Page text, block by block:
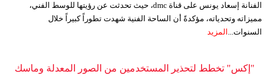
الفنانة إسعاد يونس على قناة dmc، حيث تحدثت عن رؤيتها للوسط الفني،
مميزاته وتحدياته، مؤكدةً أن الساحة الفنية شهدت تطوراً كبيراً خلال
السنوات... المزيد
"إكس" تخطط لتحذير المستخدمين من الصور المعدلة وماسك